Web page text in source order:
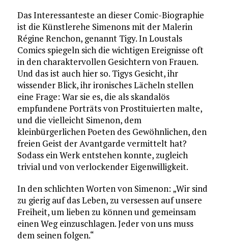
Das Interessanteste an dieser Comic-Biographie
ist die Künstlerehe Simenons mit der Malerin
Régine Renchon, genannt Tigy. In Loustals
Comics spiegeln sich die wichtigen Ereignisse oft
in den charaktervollen Gesichtern von Frauen.
Und das ist auch hier so. Tigys Gesicht, ihr
wissender Blick, ihr ironisches Lächeln stellen
eine Frage: War sie es, die als skandalös
empfundene Porträts von Prostituierten malte,
und die vielleicht Simenon, dem
kleinbürgerlichen Poeten des Gewöhnlichen, den
freien Geist der Avantgarde vermittelt hat?
Sodass ein Werk entstehen konnte, zugleich
trivial und von verlockender Eigenwilligkeit.
In den schlichten Worten von Simenon: „Wir sind
zu gierig auf das Leben, zu versessen auf unsere
Freiheit, um lieben zu können und gemeinsam
einen Weg einzuschlagen. Jeder von uns muss
dem seinen folgen.“